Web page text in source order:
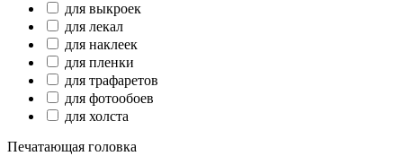
для выкроек
для лекал
для наклеек
для пленки
для трафаретов
для фотообоев
для холста
Печатающая головка